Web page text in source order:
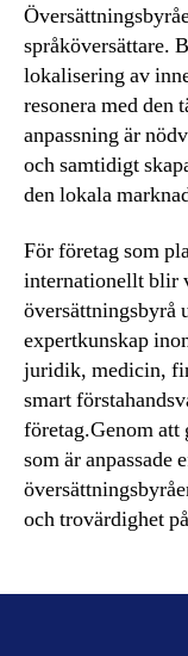
språköversättare.
lokalisering av
resonera med
anpassning är
och samtidigt
den lokala
För företag som
internationellt blir
översättningsbyrå
expertkunskap
juridik, medicin,
smart
företag.Genom
som är
och trovärdighet